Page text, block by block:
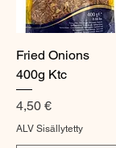
Fried Onions
400g Ktc
Hinta
4,50 €
ALV Sisällytetty